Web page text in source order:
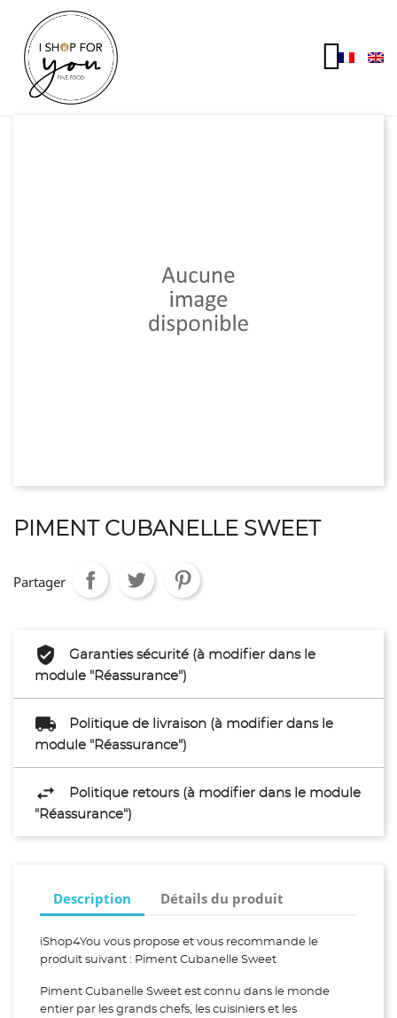
PIMENT CUBANELLE SWEET
Partager
Garanties sécurité (à modifier dans le
module "Réassurance")
Politique de livraison (à modifier dans le
module "Réassurance")
Politique retours (à modifier dans le module
"Réassurance")
Description Détails du produit
iShop4You vous propose et vous recommande le
produit suivant : Piment Cubanelle Sweet
Piment Cubanelle Sweet est connu dans le monde
entier par les grands chefs, les cuisiniers et les